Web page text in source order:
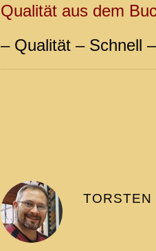
Qualität aus dem
– Qualität – Schnell
TORSTEN